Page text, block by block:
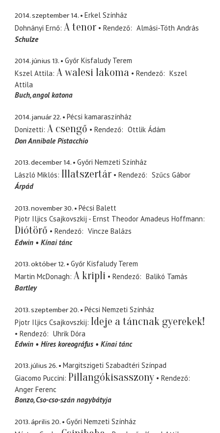
2014. szeptember 14.
Erkel Színház
Dohnányi Ernő A tenor Rendező
Almási-Tóth András
Schulze
2014. június 13.
Győr Kisfaludy Terem
Kszel Attila A walesi lakoma Rendező
Kszel
Attila
Buch angol katona
2014. január 22.
Pécsi kamaraszínház
Donizetti A csengő Rendező
Ottlik Ádám
Don Annibale Pistacchio
2013. december 14.
Győri Nemzeti Színház
László Miklós Illatszertár Rendező
Szűcs Gábor
Árpád
2013. november 30.
Pécsi Balett
Pjotr Iljics Csajkovszkij - Ernst Theodor Amadeus Hoffmann
Diótörő Rendező
Vincze Balázs
Edwin
Kínai tánc
2013. október 12.
Győr Kisfaludy Terem
Martin McDonagh A kripli Rendező
Balikó Tamás
Bartley
2013. szeptember 20.
Pécsi Nemzeti Színház
Pjotr Iljics Csajkovszkij Ideje a táncnak gyerekek!
Rendező
Uhrik Dóra
Edwin
Híres koreográfus Kínai tánc
2013. július 26.
Margitszigeti Szabadtéri Színpad
Giacomo Puccini Pillangókisasszony
Rendező
Anger Ferenc
Bonzo Cso-cso-szán nagybátyja
2013. április 20.
Győri Nemzeti Színház